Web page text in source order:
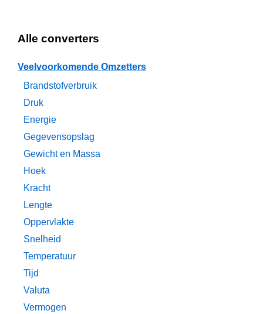
Alle converters
Veelvoorkomende Omzetters
Brandstofverbruik
Druk
Energie
Gegevensopslag
Gewicht en Massa
Hoek
Kracht
Lengte
Oppervlakte
Snelheid
Temperatuur
Tijd
Valuta
Vermogen